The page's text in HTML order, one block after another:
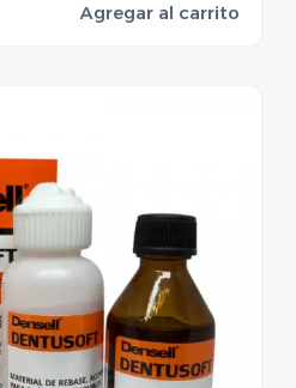
Agregar al carrito